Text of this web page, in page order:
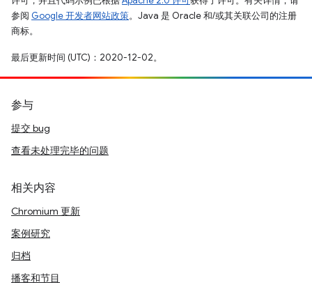
参阅 Google 开发者网站政策。Java 是 Oracle 和/或其关联公司的注册
商标。
最后更新时间 (UTC)：2020-12-02。
参与
提交 bug
查看未处理完毕的问题
相关内容
Chromium 更新
案例研究
归档
播客和节目